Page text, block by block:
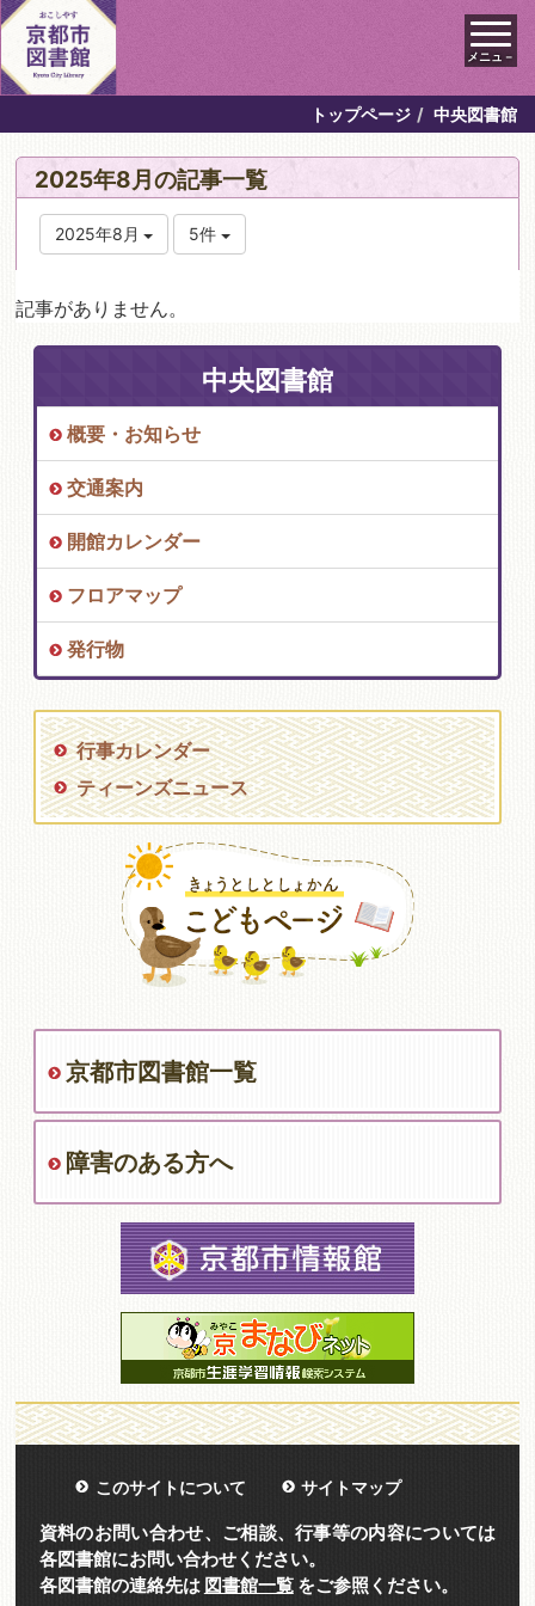
メニュ－
トップページ 中央図書館
2025年8月の記事一覧
2025年8月 5件
記事がありません。
中央図書館
概要・お知らせ
交通案内
開館カレンダー
フロアマップ
発行物
行事カレンダー
ティーンズニュース
京都市図書館一覧
障害のある方へ
このサイトについて サイトマップ
資料のお問い合わせ、ご相談、行事等の内容については
各図書館にお問い合わせください。
各図書館の連絡先は 図書館一覧をご参照ください。